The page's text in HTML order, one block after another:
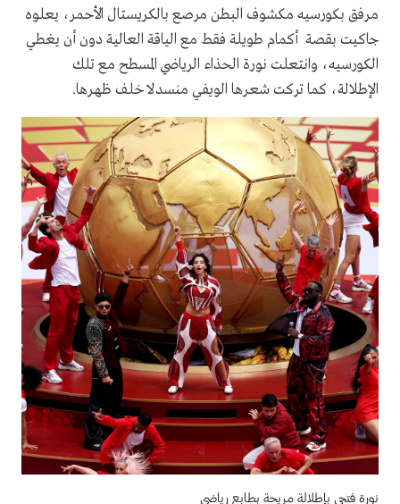
مرفق بكورسيه مكشوف البطن مرصع بالكريستال الأحمر، يعلوه
جاكيت بقصة أكمام طويلة فقط مع الياقة العالية دون أن يغطي
الكورسيه، وانتعلت نورة الحذاء الرياضي المسطح مع تلك
الإطلالة، كما تركت شعرها الويفي منسدلا خلف ظهرها.
نورة فتحي بإطلالة مريحة بطابع رياضي